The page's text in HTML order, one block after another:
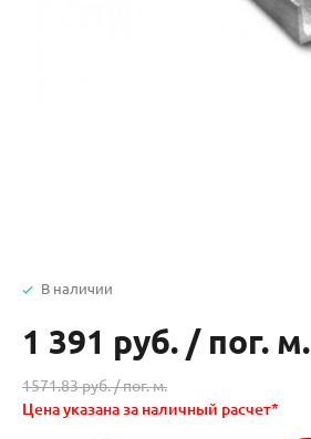
В наличии
1 391 руб. / пог. м.
1571.83 руб. /пог. м.
Цена указана за наличный расчет*